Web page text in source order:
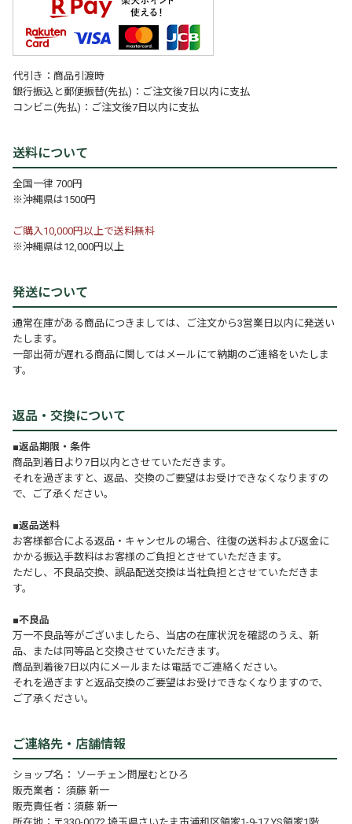
代引き：商品引渡時
銀行振込と郵便振替(先払)：ご注文後7日以内に支払
コンビニ(先払)：ご注文後7日以内に支払
送料について
全国一律 700円
※沖縄県は1500円
ご購入10,000円以上で送料無料
※沖縄県は12,000円以上
発送について
通常在庫がある商品につきましては、ご注文から3営業日以内に発送い
たします。
一部出荷が遅れる商品に関してはメールにて納期のご連絡をいたしま
す。
返品・交換について
■返品期限・条件
商品到着日より7日以内とさせていただきます。
それを過ぎますと、返品、交換のご要望はお受けできなくなりますの
で、ご了承ください。
■返品送料
お客様都合による返品・キャンセルの場合、往復の送料および返金に
かかる振込手数料はお客様のご負担とさせていただきます。
ただし、不良品交換、誤品配送交換は当社負担とさせていただきま
す。
■不良品
万一不良品等がございましたら、当店の在庫状況を確認のうえ、新
品、または同等品と交換させていただきます。
商品到着後7日以内にメールまたは電話でご連絡ください。
それを過ぎますと返品交換のご要望はお受けできなくなりますので、
ご了承ください。
ご連絡先・店舗情報
ショップ名： ソーチェン問屋むとひろ
販売業者： 須藤 新一
販売責任者：須藤 新一